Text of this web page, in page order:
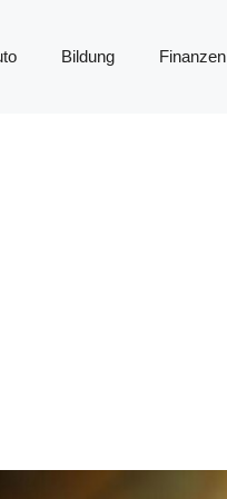
Bildung Finanzen